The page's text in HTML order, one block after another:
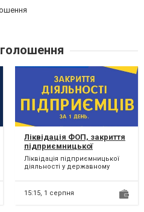
Ліквідація ФОП, закриття
підприємницької
діяльності ТЕРМІНОВО.
Ліквідація підприємницької
діяльності у державному
за 1 день; Здача лік...
15:15, 1 серпня